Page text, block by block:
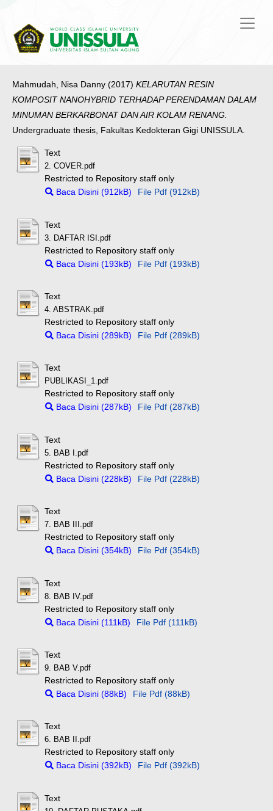
Mahmudah, Nisa Danny (2017) KELARUTAN RESIN
KOMPOSIT NANOHYBRID TERHADAP PERENDAMAN DALAM
MINUMAN BERKARBONAT DAN AIR KOLAM RENANG.
Undergraduate thesis, Fakultas Kedokteran Gigi UNISSULA.
Text
2. COVER.pdf
Restricted to Repository staff only
Baca Disini (912kB)
File Pdf (912kB)
Text
3. DAFTAR ISI.pdf
Restricted to Repository staff only
Baca Disini (193kB)
File Pdf (193kB)
Text
4. ABSTRAK.pdf
Restricted to Repository staff only
Baca Disini (289kB)
File Pdf (289kB)
Text
PUBLIKASI_1.pdf
Restricted to Repository staff only
Baca Disini (287kB)
File Pdf (287kB)
Text
5. BAB I.pdf
Restricted to Repository staff only
Baca Disini (228kB)
File Pdf (228kB)
Text
7. BAB III.pdf
Restricted to Repository staff only
Baca Disini (354kB)
File Pdf (354kB)
Text
8. BAB IV.pdf
Restricted to Repository staff only
Baca Disini (111kB)
File Pdf (111kB)
Text
9. BAB V.pdf
Restricted to Repository staff only
Baca Disini (88kB)
File Pdf (88kB)
Text
6. BAB II.pdf
Restricted to Repository staff only
Baca Disini (392kB)
File Pdf (392kB)
Text